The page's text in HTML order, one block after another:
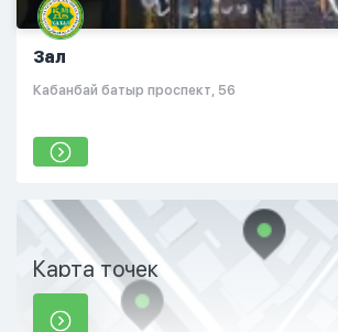
Зал
​Кабанбай батыр проспект, 56
Карта точек